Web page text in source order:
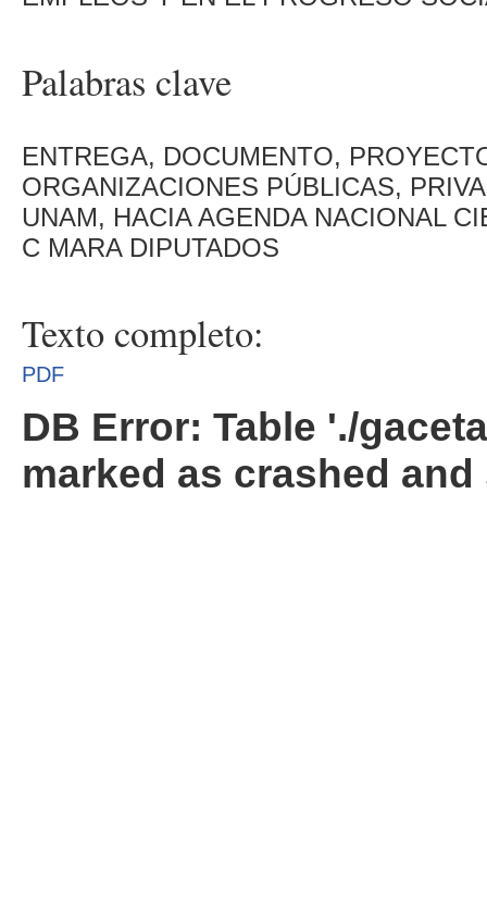
Palabras clave
ENTREGA, DOCUMENTO,
ORGANIZACIONES PÚBLICAS,
UNAM, HACIA AGENDA NACIONAL
C MARA DIPUTADOS
Texto completo:
PDF
DB Error: Table './
marked as crashed